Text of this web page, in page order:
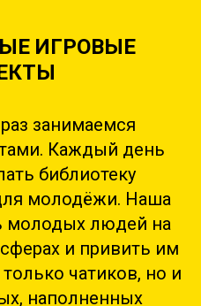
ИГРОВЫЕ
занимаемся
Каждый день
библиотеку
молодёжи. Наша
молодых людей на
и привить им
чатиков, но и
наполненных